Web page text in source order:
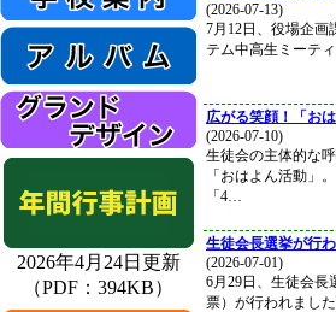
2026年4月24日更新
（PDF：394KB）
(2026-07-13)
7月12日、役場企画
テム中高生ミーテ
広がる笑顔！「おは
(2026-07-10)
生徒会の主体的な
「おはよん活動」
「4…
生徒会長選挙が行
(2026-07-01)
6月29日、生徒会長
票）が行われまし